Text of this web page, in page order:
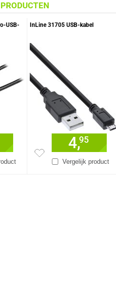
USB-
InLine 31705 USB-kabel
Vergelijk product
4,95